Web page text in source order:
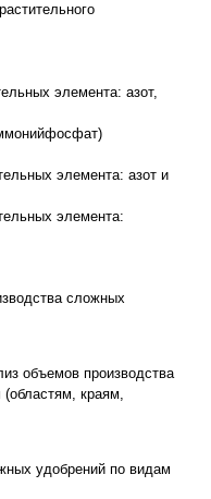
элемента: азот,
элемента: азот и
элемента:
сложных
объемов производства
краям,
удобрений по видам